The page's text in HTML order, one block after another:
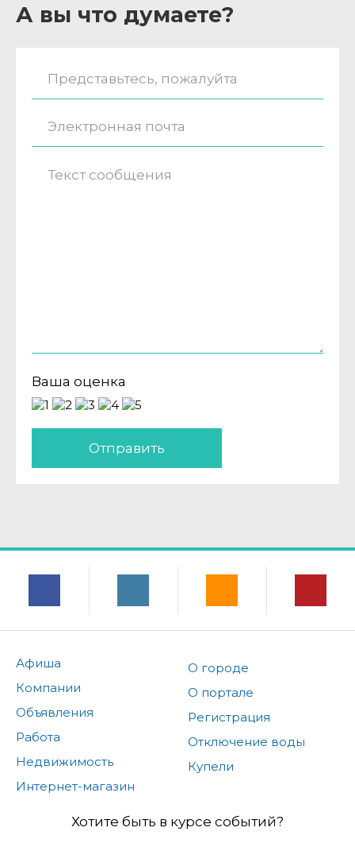
А вы что думаете?
Ваша оценка
Отправить
Афиша
Компании
Объявления
Работа
Недвижимость
Интернет-магазин
О городе
О портале
Регистрация
Отключение воды
Купели
Хотите быть в курсе событий?